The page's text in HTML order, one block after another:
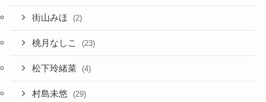
街山みほ (2)
桃月なしこ (23)
松下玲緒菜 (4)
村島未悠 (29)